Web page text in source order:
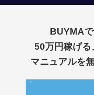
BUYMA
50万円稼げる
マニュアルを